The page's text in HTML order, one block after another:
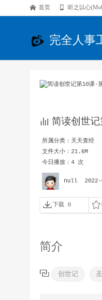
 首页  听之以心
完全人事
 简读创世
所属分类： 天天查经
文件大小：21.6M
今日播放：4 次
null
 下载 0 
简介
 创世记